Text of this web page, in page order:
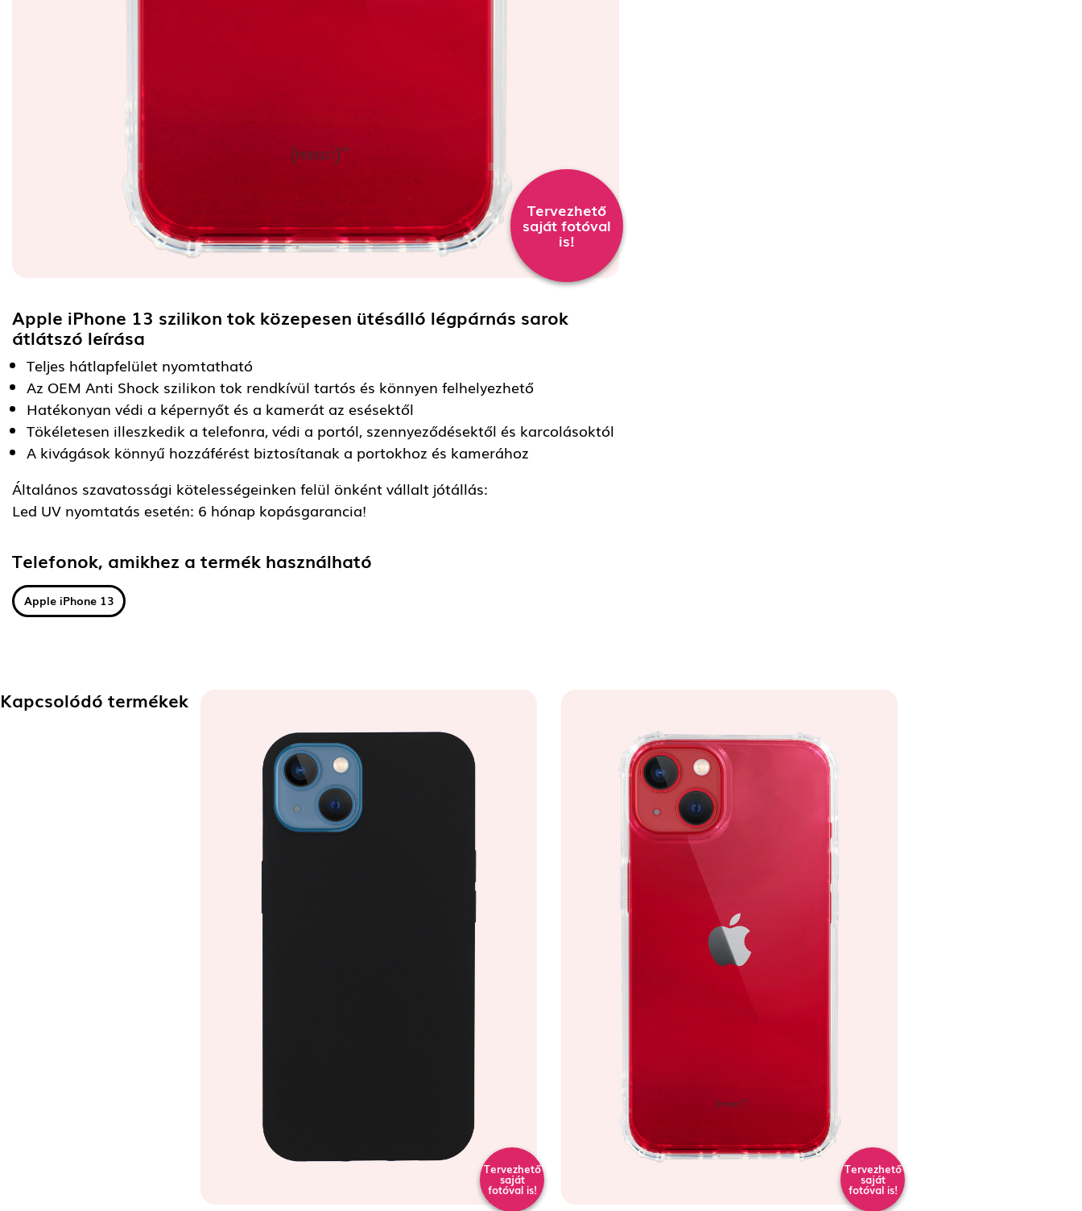
Tervezhető
saját fotóval
is!
Apple iPhone 13 szilikon tok közepesen ütésálló légpárnás sarok
átlátszó leírása
Teljes hátlapfelület nyomtatható
Az OEM Anti Shock szilikon tok rendkívül tartós és könnyen felhelyezhető
Hatékonyan védi a képernyőt és a kamerát az esésektől
Tökéletesen illeszkedik a telefonra, védi a portól, szennyeződésektől és karcolásoktól
A kivágások könnyű hozzáférést biztosítanak a portokhoz és kamerához
Általános szavatossági kötelességeinken felül önként vállalt jótállás:
Led UV nyomtatás esetén: 6 hónap kopásgarancia!
Telefonok, amikhez a termék használható
Apple iPhone 13
Kapcsolódó termékek
Tervezhető
saját
fotóval is!
Tervezhető
saját
fotóval is!